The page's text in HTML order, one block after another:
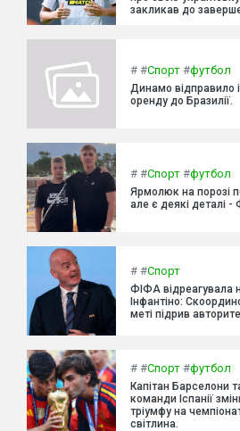
закликав до
# #Спорт #футбол
Динамо відправило
оренду до Бразилії.
# #Спорт #футбол
Ярмолюк на порозі
але є деякі деталі -
# #Спорт
ФІФА відреагувала
Інфантіно:
меті підрив
# #Спорт #футбол
Капітан Барселони
команди Іспанії
тріумфу на
світлина.